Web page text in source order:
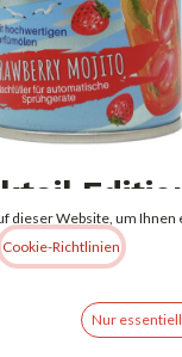
Edition Strawberry Mojito,
dieser Website, um Ihnen
Cookie-Richtlinien
Nur